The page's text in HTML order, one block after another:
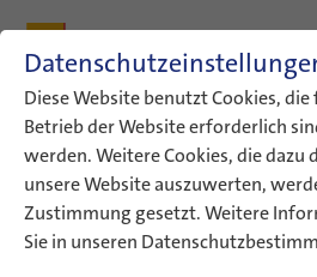
Diese Website benutzt Cookies,
Betrieb der Website erforderlich
werden. Weitere Cookies, die dazu
unsere Website auszuwerten,
Zustimmung gesetzt. Weitere
Sie in unseren
ConAct Aktuelles ConAct-
ConAct-News